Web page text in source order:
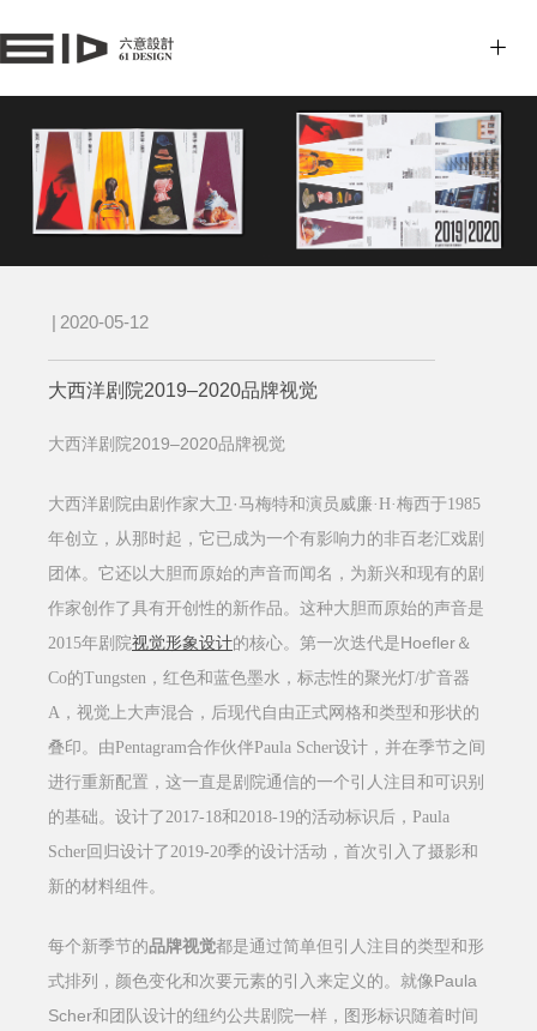
| 2020-05-12
大西洋剧院2019–2020品牌视觉
大西洋剧院2019–2020品牌视觉
大西洋剧院由剧作家大卫· 马梅特和演员威廉·H·梅西于1985
年创立，从那时起，它已成为一个有影响力的非百老汇戏剧
团体。它还以大胆而原始的声音而闻名，为新兴和现有的剧
作家创作了具有开创性的新作品。这种大胆而原始的声音是
2015年剧院视觉形象设计的核心。第一次迭代是Hoefler ＆
Co的Tungsten ，红色和蓝色墨水，标志性的聚光灯/扩音器
A ，视觉上大声混合，后现代自由正式网格和类型和形状的
叠印。由Pentagram合作伙伴Paula Scher设计，并在季节之间
进行重新配置，这一直是剧院通信的一个引人注目和可识别
的基础。设计了2017-18和2018-19的活动标识后， Paula
Scher回归设计了2019-20季的设计活动，首次引入了摄影和
新的材料组件。
每个新季节的品牌视觉都是通过简单但引人注目的类型和形
式排列，颜色变化和次要元素的引入来定义的。就像Paula
Scher和团队设计的纽约公共剧院一样，图形标识随着时间